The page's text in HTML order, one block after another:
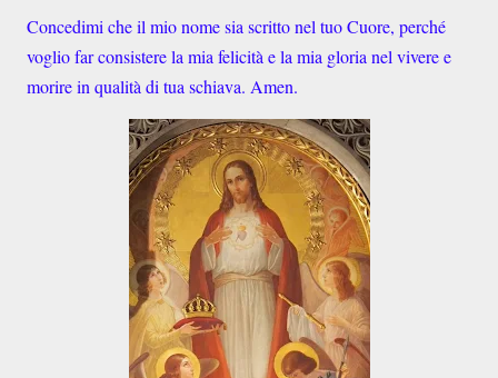
Concedimi che il mio nome sia scritto nel tuo Cuore, perché
voglio far consistere la mia felicità e la mia gloria nel vivere e
morire in qualità di tua schiava. Amen.